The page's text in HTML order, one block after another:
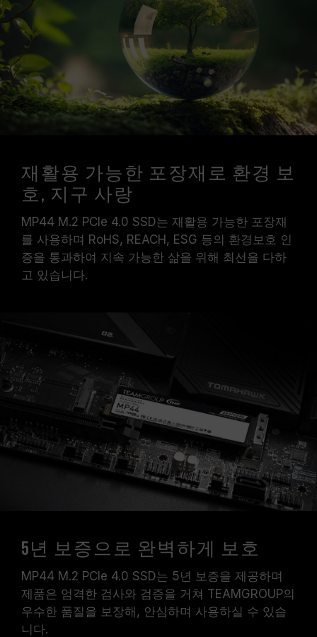
재활용 가능한 포장재로 환경 보
호, 지구 사랑
MP44 M.2 PCIe 4.0 SSD는 재활용 가능한 포장재
를 사용하며 RoHS, REACH, ESG 등의 환경보호 인
증을 통과하여 지속 가능한 삶을 위해 최선을 다하
고 있습니다.
5년 보증으로 완벽하게 보호
MP44 M.2 PCIe 4.0 SSD는 5년 보증을 제공하며
제품은 엄격한 검사와 검증을 거쳐 TEAMGROUP의
우수한 품질을 보장해, 안심하며 사용하실 수 있습
니다.